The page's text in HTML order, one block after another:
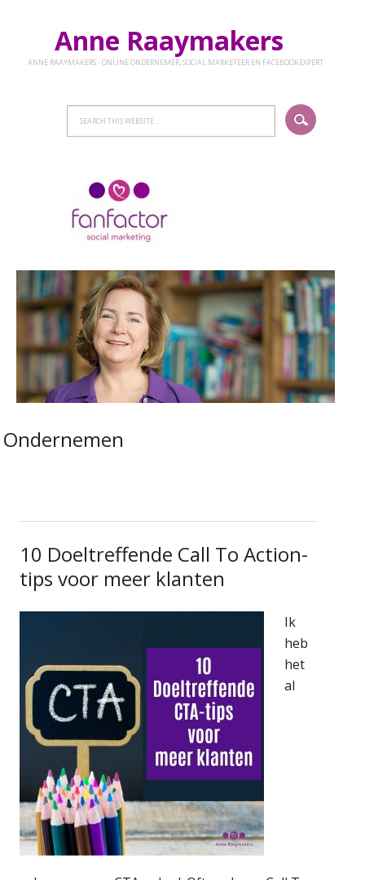
Anne Raaymakers
ANNE RAAYMAKERS - ONLINE ONDERNEMER, SOCIAL MARKETEER EN FACEBOOKEXPERT
Ondernemen
10 Doeltreffende Call To Action-
tips voor meer klanten
Ik
heb
het
al